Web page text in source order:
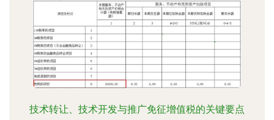
技术转让、技术开发与推广免征增值税的关键要点